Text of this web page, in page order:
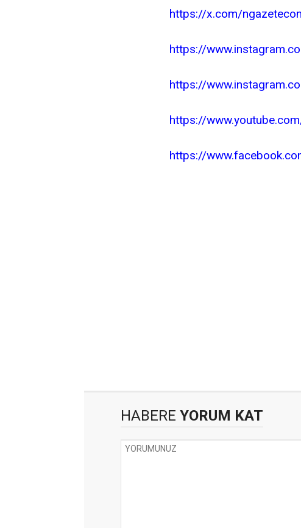
https://x.com/
https://
https://
https://
https://
HABERE YORUM KAT